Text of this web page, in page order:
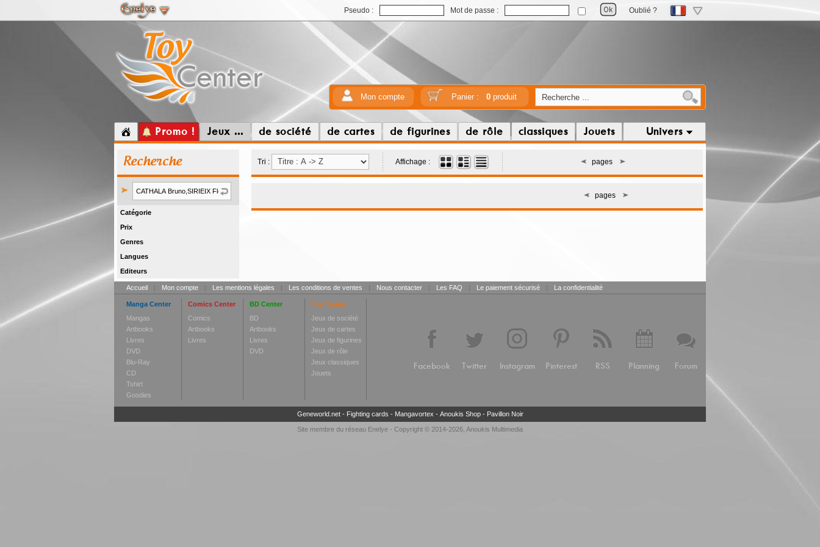
Pseudo : Mot de passe : Oublié ?
Mon compte Panier : 0produit
Promo ! Jeux ... de société de cartes de figurines de rôle classiques Jouets Univers
Recherche
Catégorie
Prix
Genres
Langues
Editeurs
Tri : Affichage : pages
pages
Accueil | Mon compte | Les mentions légales | Les conditions de ventes | Nous contacter | Les FAQ | Le paiement sécurisé | La confidentialité
Manga Center
Mangas
Artbooks
Livres
DVD
Blu-Ray
CD
Tshirt
Goodies
Comics Center
Comics
Artbooks
Livres
BD Center
BD
Artbooks
Livres
DVD
Toy Center
Jeux de société
Jeux de cartes
Jeux de figurines
Jeux de rôle
Jeux classiques
Jouets
Facebook Twitter Instagram Pinterest RSS Planning Forum
Geneworld.net- Fighting cards - Mangavortex - Anoukis Shop- Pavillon Noir
Site membre du réseau Enelye - Copyright © 2014-2026, Anoukis Multimedia